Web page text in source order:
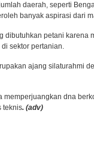
daerah, seperti
banyak aspirasi dari
dibutuhkan petani karena
sektor pertanian.
ajang silaturahmi
dna
teknis. (adv)